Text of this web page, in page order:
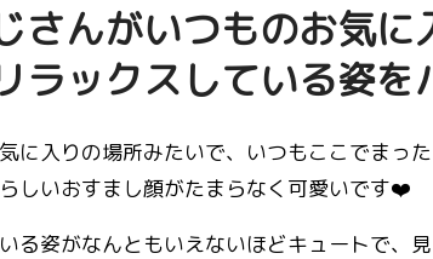
さんがいつものお気に
ラックスしている姿を
に入りの場所みたいで、いつもここでまっ
しいおすまし顔がたまらなく可愛いです❤️
る姿がなんともいえないほどキュートで、